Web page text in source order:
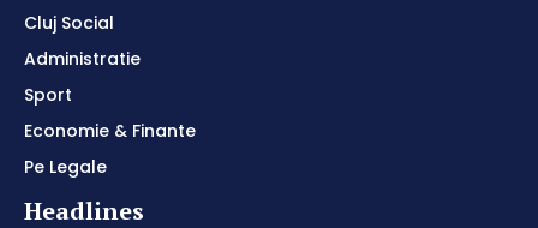
Cluj Social
Administratie
Sport
Economie & Finante
Pe Legale
Headlines